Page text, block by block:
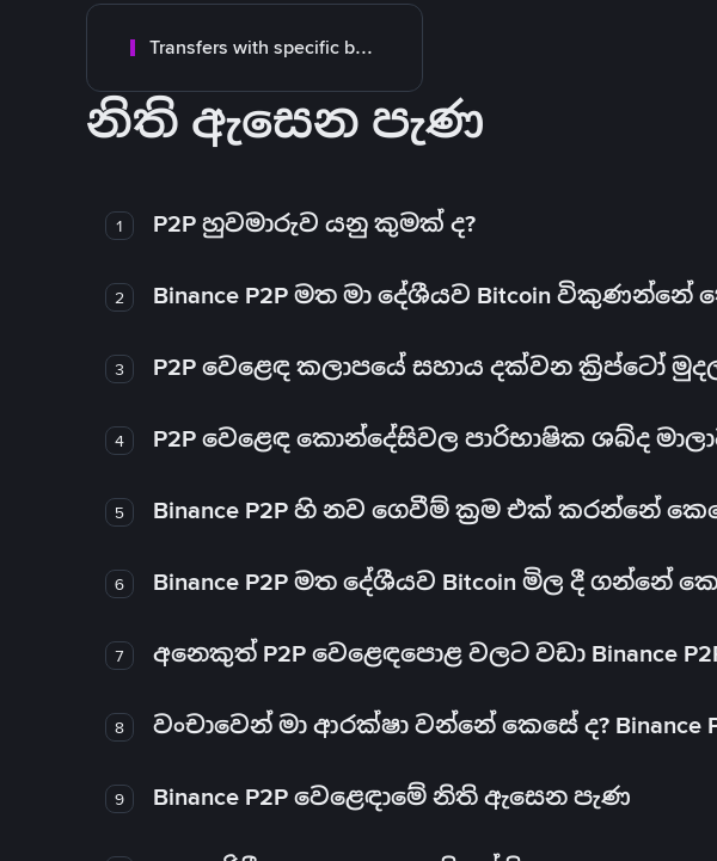
Transfers with specific bank
නිති ඇසෙන පැණ
1 P2P හුවමාරුව යනු කුමක් ද?
2 Binance P2P මත මා දේශීයව Bitcoin විකුණන්නේ
3 P2P වෙළෙඳ කලාපයේ සහාය දක්වන ක්‍රිප්ටෝ
4 P2P වෙළෙඳ කොන්දේසිවල පාරිභාෂික ශබ්ද
5 Binance P2P හි නව ගෙවීම් ක්‍රම එක් කරන්නේ
6 Binance P2P මත දේශීයව Bitcoin මිල දී ගන්නේ
7 අනෙකුත් P2P වෙළෙඳපොළ වලට වඩා Binance
8 වංචාවෙන් මා ආරක්ෂා වන්නේ කෙසේ ද? Binance
9 Binance P2P වෙළෙඳාමේ නිති ඇසෙන පැණ